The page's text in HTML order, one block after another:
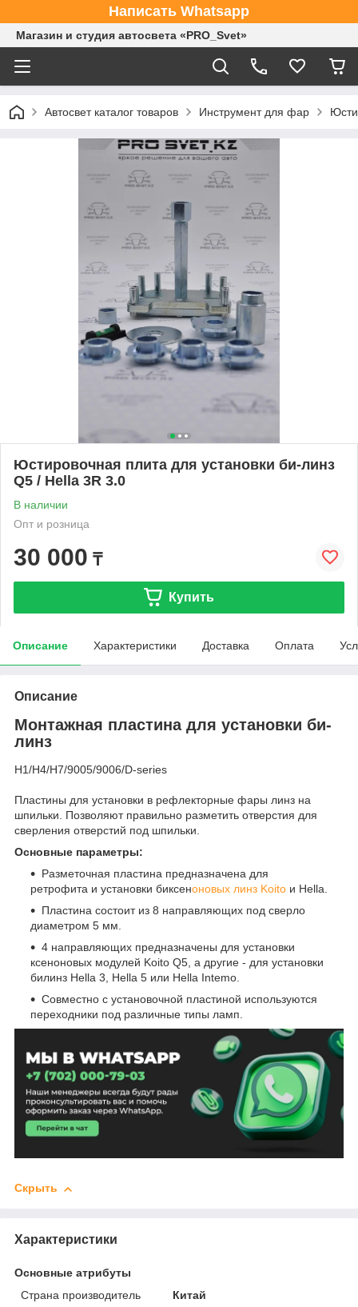
Написать Whatsapp
Магазин и студия автосвета «PRO_Svet»
Автосвет каталог товаров Инструмент для фар
Юстировочная плита для установки би-линз
Q5 / Hella 3R 3.0
В наличии
Опт и розница
30 000 ₸
Купить
Описание Характеристики Доставка Оплата
Описание
Монтажная пластина для установки би-
линз
H1/H4/H7/9005/9006/D-series
Пластины для установки в рефлекторные фары линз на
шпильки. Позволяют правильно разметить отверстия для
сверления отверстий под шпильки.
Основные параметры:
Разметочная пластина предназначена для
ретрофита и установки биксеноновых линз Koito и Hella.
Пластина состоит из 8 направляющих под сверло
диаметром 5 мм.
4 направляющих предназначены для установки
ксеноновых модулей Koito Q5, а другие - для установки
билинз Hella 3, Hella 5 или Hella Intemo.
Совместно с установочной пластиной используются
переходники под различные типы ламп.
Скрыть
Характеристики
Основные атрибуты
Страна производитель
Китай